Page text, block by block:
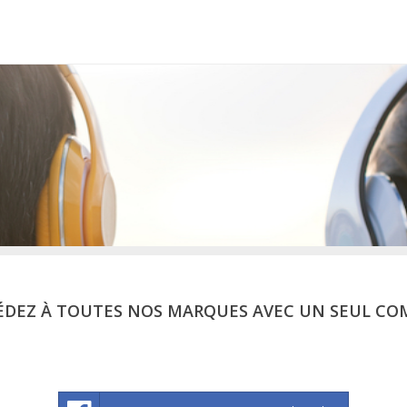
À TOUTES NOS MARQUES AVEC UN SEUL